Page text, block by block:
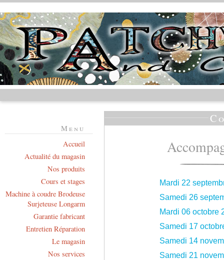
Mardi 22
Samedi 26
Mardi 06 octobre
Samedi 17
Samedi 14
Samedi 21
Menu
Accueil
Actualité du magasin
Nos produits
Cours et stages
Machine à coudre Brodeuse
Surjeteuse Longarm
Garantie fabricant
Entretien Réparation
Le magasin
Nos services